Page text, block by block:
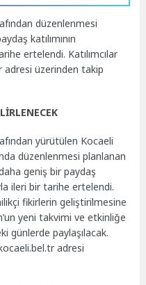
düzenlenmesi
katılımının
ertelendi. Katılımcılar
adresi üzerinden takip
yürütülen Kocaeli
düzenlenmesi planlanan
geniş bir paydaş
ileri bir tarihe ertelendi.
fikirlerin geliştirilmesine
yeni takvimi ve etkinliğe
günlerde paylaşılacak.
adresi